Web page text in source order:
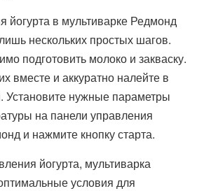
йогурта в мультиварке Редмонд
нескольких простых шагов.
подготовить молоко и закваску.
вместе и аккуратно налейте в
Установите нужные параметры
на панели управления
и нажмите кнопку старта.
йогурта, мультиварка
условия для